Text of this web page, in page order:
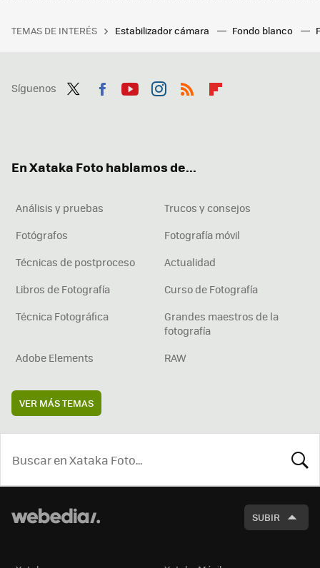
TEMAS DE INTERÉS Estabilizador cámara Fondo blanco
Síguenos
En Xataka Foto hablamos de...
Análisis y pruebas
Trucos y consejos
Fotógrafos
Fotografía móvil
Técnicas de postproceso
Actualidad
Libros de Fotografía
Curso de Fotografía
Técnica Fotográfica
Grandes maestros de la
fotografía
Adobe Elements
RAW
VER MÁS TEMAS
SUBIR